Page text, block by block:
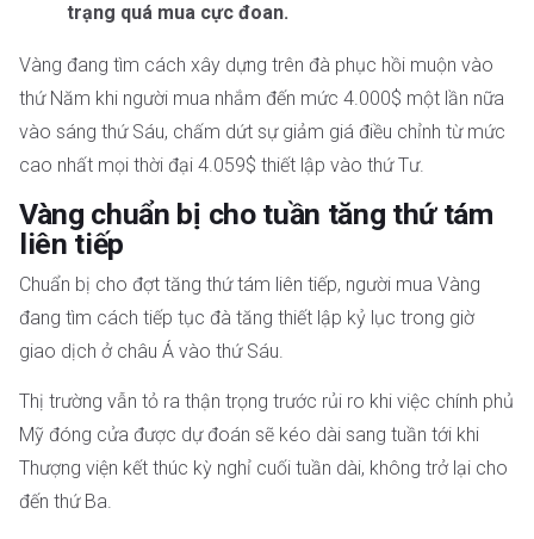
trạng quá mua cực đoan.
Vàng đang tìm cách xây dựng trên đà phục hồi muộn vào
thứ Năm khi người mua nhắm đến mức 4.000$ một lần nữa
vào sáng thứ Sáu, chấm dứt sự giảm giá điều chỉnh từ mức
cao nhất mọi thời đại 4.059$ thiết lập vào thứ Tư.
Vàng chuẩn bị cho tuần tăng thứ tám
liên tiếp
Chuẩn bị cho đợt tăng thứ tám liên tiếp, người mua Vàng
đang tìm cách tiếp tục đà tăng thiết lập kỷ lục trong giờ
giao dịch ở châu Á vào thứ Sáu.
Thị trường vẫn tỏ ra thận trọng trước rủi ro khi việc chính phủ
Mỹ đóng cửa được dự đoán sẽ kéo dài sang tuần tới khi
Thượng viện kết thúc kỳ nghỉ cuối tuần dài, không trở lại cho
đến thứ Ba.